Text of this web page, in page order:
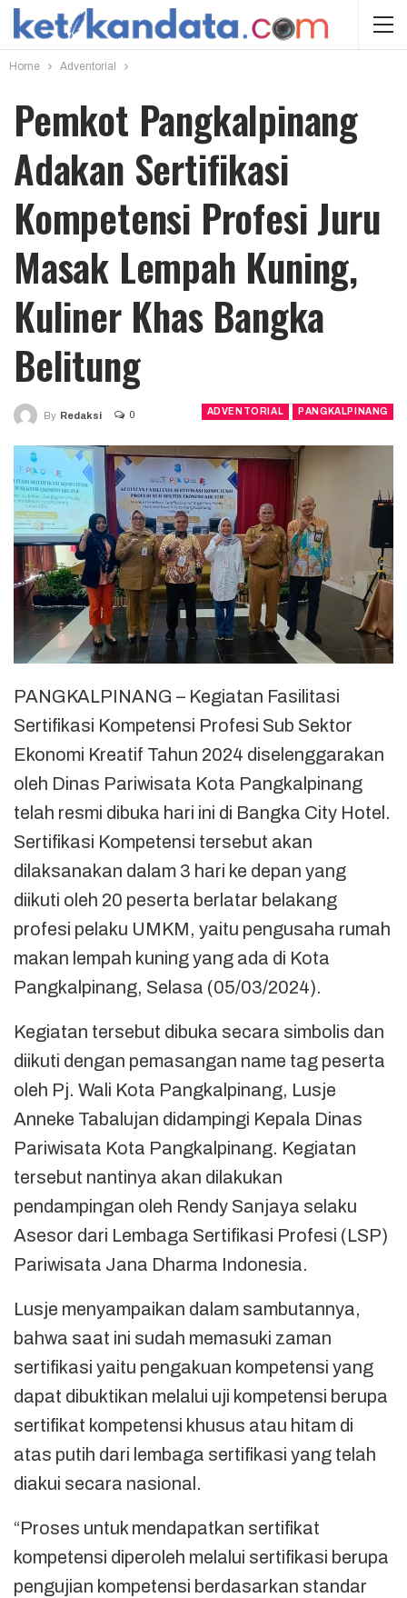
Home Adventorial
Pemkot Pangkalpinang
Adakan Sertifikasi
Kompetensi Profesi Juru
Masak Lempah Kuning,
Kuliner Khas Bangka
Belitung
ADVENTORIAL PANGKALPINANG
By Redaksi 0
PANGKALPINANG – Kegiatan Fasilitasi
Sertifikasi Kompetensi Profesi Sub Sektor
Ekonomi Kreatif Tahun 2024 diselenggarakan
oleh Dinas Pariwisata Kota Pangkalpinang
telah resmi dibuka hari ini di Bangka City Hotel.
Sertifikasi Kompetensi tersebut akan
dilaksanakan dalam 3 hari ke depan yang
diikuti oleh 20 peserta berlatar belakang
profesi pelaku UMKM, yaitu pengusaha rumah
makan lempah kuning yang ada di Kota
Pangkalpinang, Selasa (05/03/2024).
Kegiatan tersebut dibuka secara simbolis dan
diikuti dengan pemasangan name tag peserta
oleh Pj. Wali Kota Pangkalpinang, Lusje
Anneke Tabalujan didampingi Kepala Dinas
Pariwisata Kota Pangkalpinang. Kegiatan
tersebut nantinya akan dilakukan
pendampingan oleh Rendy Sanjaya selaku
Asesor dari Lembaga Sertifikasi Profesi (LSP)
Pariwisata Jana Dharma Indonesia.
Lusje menyampaikan dalam sambutannya,
bahwa saat ini sudah memasuki zaman
sertifikasi yaitu pengakuan kompetensi yang
dapat dibuktikan melalui uji kompetensi berupa
sertifikat kompetensi khusus atau hitam di
atas putih dari lembaga sertifikasi yang telah
diakui secara nasional.
“Proses untuk mendapatkan sertifikat
kompetensi diperoleh melalui sertifikasi berupa
pengujian kompetensi berdasarkan standar